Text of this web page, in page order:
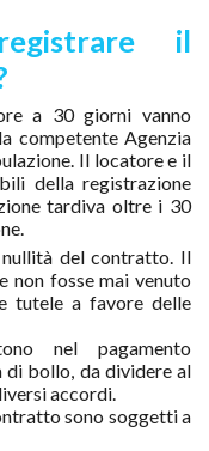
il
a 30 giorni vanno
competente Agenzia
Il locatore e il
della registrazione
tardiva oltre i 30
nullità del contratto. Il
non fosse mai venuto
tutele a favore delle
nel pagamento
di bollo, da dividere al
accordi.
sono soggetti a